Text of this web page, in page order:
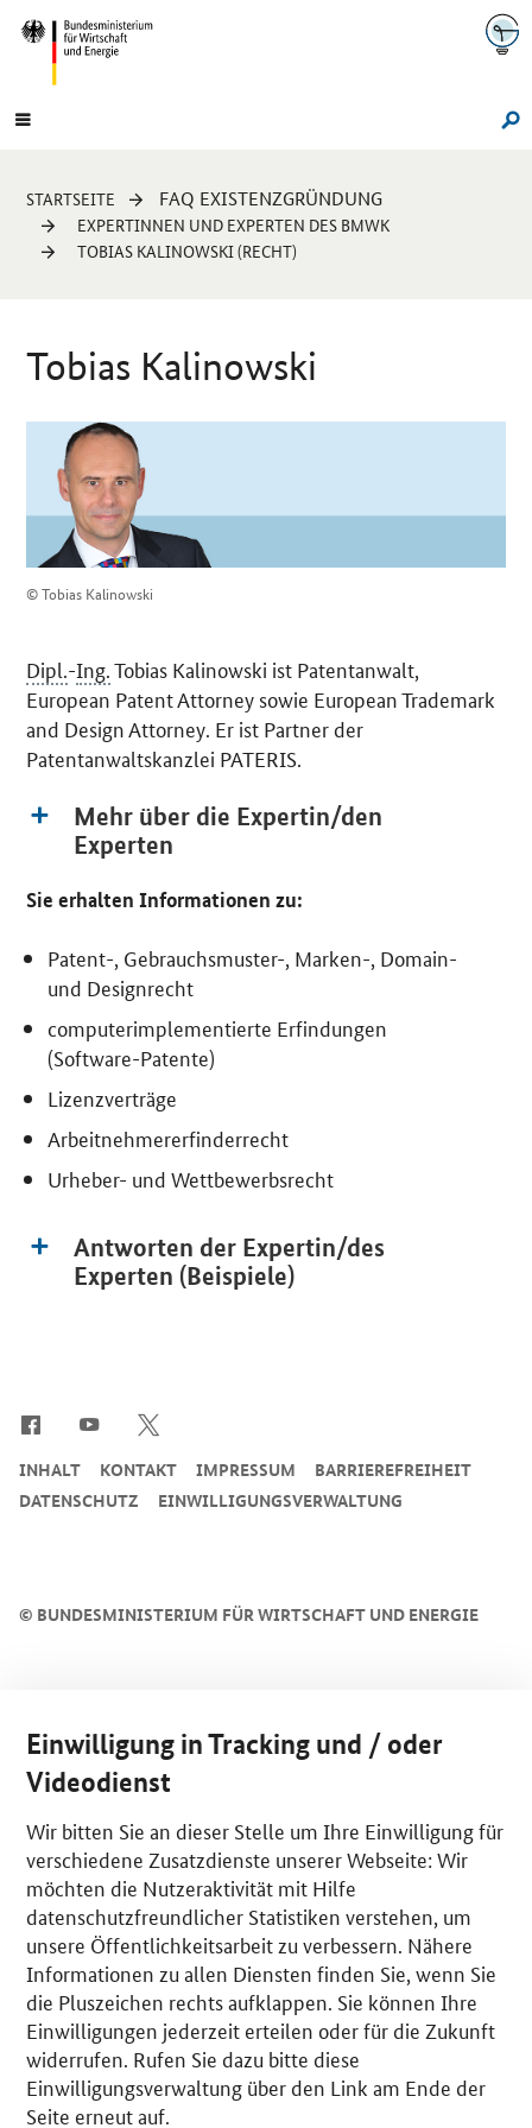
Navigation
Hauptmenü
Sie
sind
hier:
STARTSEITE FAQ EXISTENZGRÜNDUNG
EXPERTINNEN UND EXPERTEN DES BMWK
TOBIAS KALINOWSKI (RECHT)
Tobias Kalinowski
© Tobias Kalinowski
Dipl.-Ing.Tobias Kalinowski ist Patentanwalt,
European Patent Attorney sowie European Trademark
and Design Attorney. Er ist Partner der
Patentanwaltskanzlei PATERIS.
Mehr über die Expertin/den
Experten
Sie erhalten Informationen zu:
Patent-, Gebrauchsmuster-, Marken-, Domain-
und Designrecht
computerimplementierte Erfindungen
(Software-Patente)
Lizenzverträge
Arbeitnehmererfinderrecht
Urheber- und Wettbewerbsrecht
Antworten der Expertin/des
Experten (Beispiele)
© BUNDESMINISTERIUM FÜR WIRTSCHAFT UND ENERGIE
INHALT KONTAKT IMPRESSUM
BARRIEREFREIHEIT
DATENSCHUTZ
EINWILLIGUNGSVERWALTUNG
Einwilligung in Tracking und / oder
Videodienst
Wir bitten Sie an dieser Stelle um Ihre Einwilligung für
verschiedene Zusatzdienste unserer Webseite: Wir
möchten die Nutzeraktivität mit Hilfe
datenschutzfreundlicher Statistiken verstehen, um
unsere Öffentlichkeitsarbeit zu verbessern. Nähere
Informationen zu allen Diensten finden Sie, wenn Sie
die Pluszeichen rechts aufklappen. Sie können Ihre
Einwilligungen jederzeit erteilen oder für die Zukunft
widerrufen. Rufen Sie dazu bitte diese
Einwilligungsverwaltung über den Link am Ende der
Seite erneut auf.